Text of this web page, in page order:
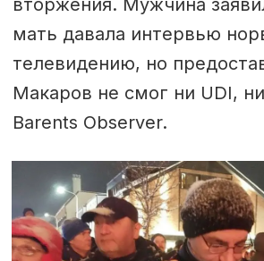
вторжения. Мужчина
мать давала интервью
телевидению, но
Макаров не смог ни UDI,
Barents Observer.